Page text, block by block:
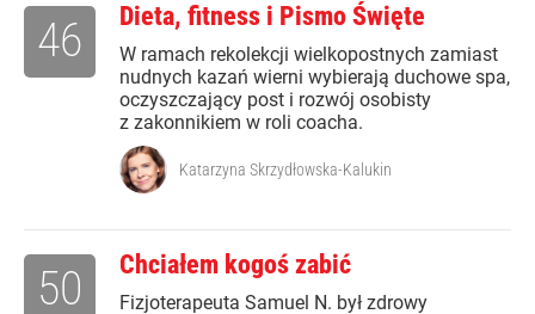
Dieta, fitness i Pismo Święte
W ramach rekolekcji wielkopostnych zamiast
nudnych kazań wierni wybierają duchowe spa,
oczyszczający post i rozwój osobisty
z zakonnikiem w roli coacha.
46
Katarzyna Skrzydłowska-Kalukin
Chciałem kogoś zabić
Fizjoterapeuta Samuel N. był zdrowy
50